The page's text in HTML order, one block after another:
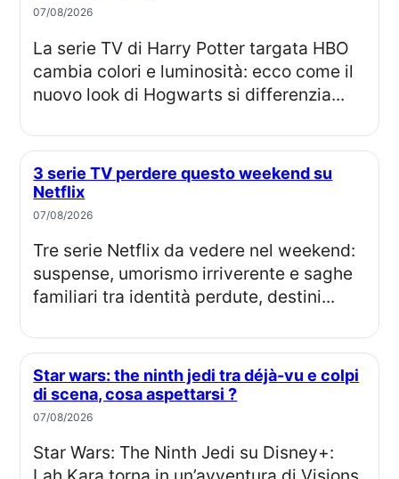
07/08/2026
La serie TV di Harry Potter targata HBO
cambia colori e luminosità: ecco come il
nuovo look di Hogwarts si differenzia...
3 serie TV perdere questo weekend su
Netflix
07/08/2026
Tre serie Netflix da vedere nel weekend:
suspense, umorismo irriverente e saghe
familiari tra identità perdute, destini...
Star wars: the ninth jedi tra déjà-vu e colpi
di scena, cosa aspettarsi ?
07/08/2026
Star Wars: The Ninth Jedi su Disney+: